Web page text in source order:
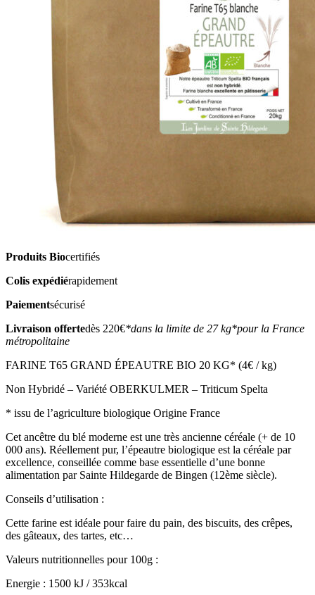
Produits Biocertifiés
Colis expédiérapidement
Paiementsécurisé
Livraison offertedès 220€*dans la limite de 27 kg*pour la France
métropolitaine
FARINE T65 GRAND ÉPEAUTRE BIO 20 KG* (4€ / kg)
Non Hybridé – Variété OBERKULMER – Triticum Spelta
* issu de l’agriculture biologique Origine France
Cet ancêtre du blé moderne est une très ancienne céréale (+ de 10
000 ans). Réellement pur, l’épeautre biologique est la céréale par
excellence, conseillée comme base essentielle d’une bonne
alimentation par Sainte Hildegarde de Bingen (12ème siècle).
Conseils d’utilisation :
Cette farine est idéale pour faire du pain, des biscuits, des crêpes,
des gâteaux, des tartes, etc…
Valeurs nutritionnelles pour 100g :
Energie : 1500 kJ / 353kcal